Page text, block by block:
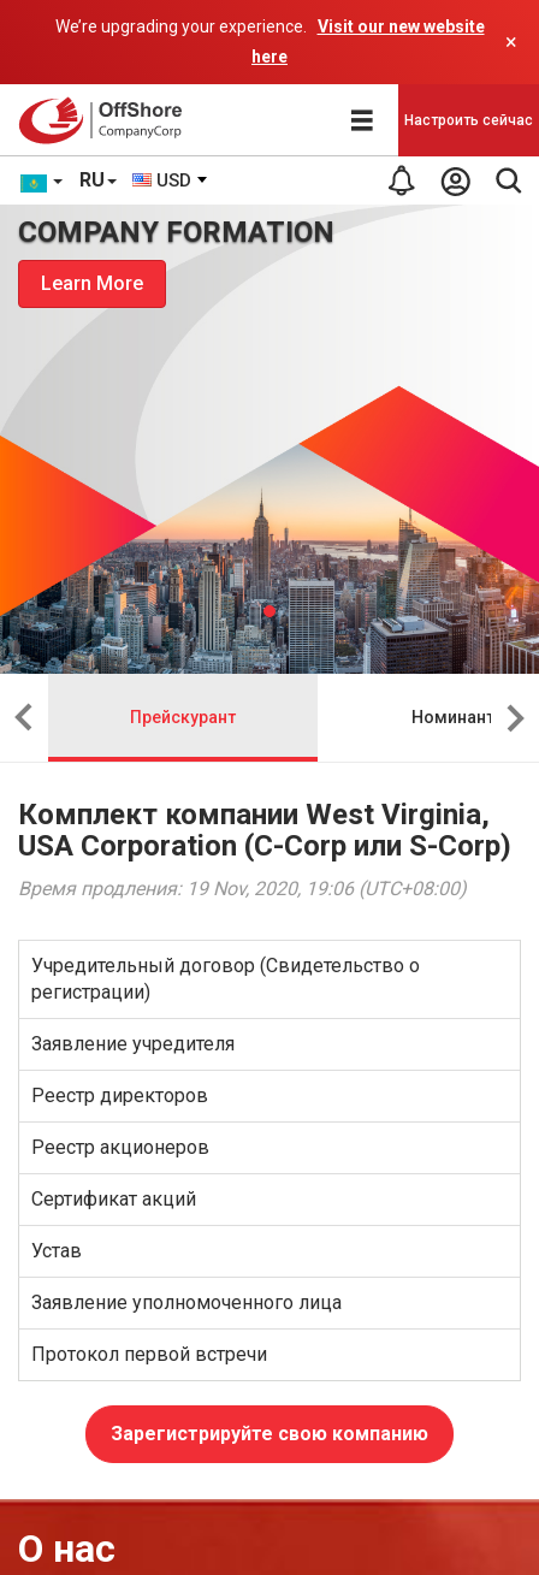
We’re upgrading your experience.
Visit our new website
here
×
RU USD
Настроить сейчас
COMPANY FORMATION
Learn More
Прейскурант Номинант
Комплект компании West Virginia,
USA Corporation (C-Corp или S-Corp)
Время продления: 19 Nov, 2020, 19:06 (UTC+08:00)
Учредительный договор (Свидетельство о
регистрации)
Заявление учредителя
Реестр директоров
Реестр акционеров
Сертификат акций
Устав
Заявление уполномоченного лица
Протокол первой встречи
Зарегистрируйте свою компанию
О нас